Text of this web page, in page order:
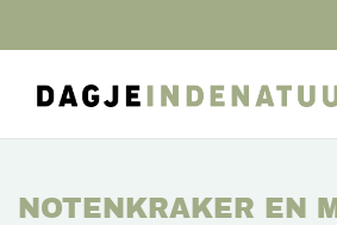
NOTENKRAKER EN